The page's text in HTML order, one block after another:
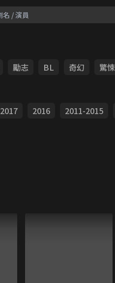
勵志 BL 奇幻 驚悚
2017 2016 2011-2015